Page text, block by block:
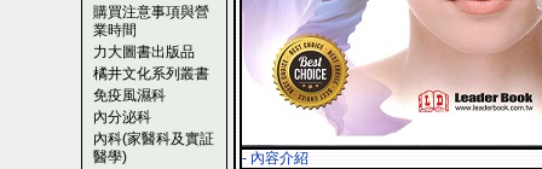
購買注意事項與營
業時間
力大圖書出版品
橘井文化系列叢書
免疫風濕科
內分泌科
內科(家醫科及實証
醫學)
- 內容介紹